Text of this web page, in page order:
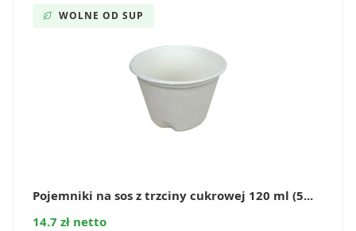
70
mm(100
WOLNE OD SUP
Pojemniki na sos z trzciny cukrowej 120 ml (5...
14.7 zł netto